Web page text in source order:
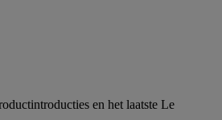
en het laatste Le